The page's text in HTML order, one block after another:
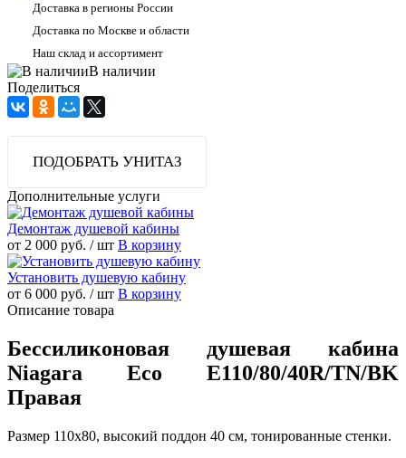
Доставка в регионы России
Доставка по Москве и области
Наш склад и ассортимент
В наличии
Поделиться
ПОДОБРАТЬ УНИТАЗ
Дополнительные услуги
Демонтаж душевой кабины
от 2 000 руб. / шт В корзину
Установить душевую кабину
от 6 000 руб. / шт В корзину
Описание товара
Бессиликоновая душевая кабина
Niagara Eco E110/80/40R/TN/BK
Правая
Размер 110x80, высокий поддон 40 см, тонированные стенки.